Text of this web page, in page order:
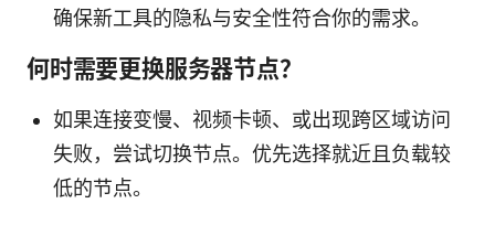
确保新工具的隐私与安全性符合你的需求。
何时需要更换服务器节点？
如果连接变慢、视频卡顿、或出现跨区域访问
失败，尝试切换节点。优先选择就近且负载较
低的节点。